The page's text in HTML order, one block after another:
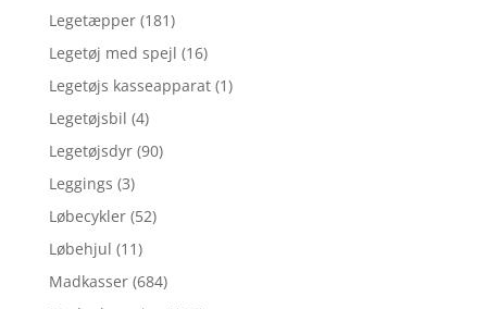
Legetæpper (181)
Legetøj med spejl (16)
Legetøjs kasseapparat (1)
Legetøjsbil (4)
Legetøjsdyr (90)
Leggings (3)
Løbecykler (52)
Løbehjul (11)
Madkasser (684)